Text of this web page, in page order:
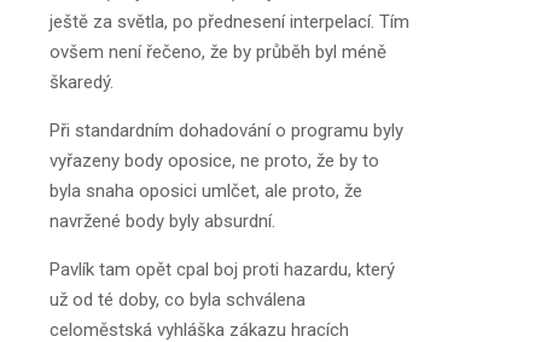
ještě za světla, po přednesení interpelací. Tím
ovšem není řečeno, že by průběh byl méně
škaredý.
Při standardním dohadování o programu byly
vyřazeny body oposice, ne proto, že by to
byla snaha oposici umlčet, ale proto, že
navržené body byly absurdní.
Pavlík tam opět cpal boj proti hazardu, který
už od té doby, co byla schválena
celoměstská vyhláška zákazu hracích